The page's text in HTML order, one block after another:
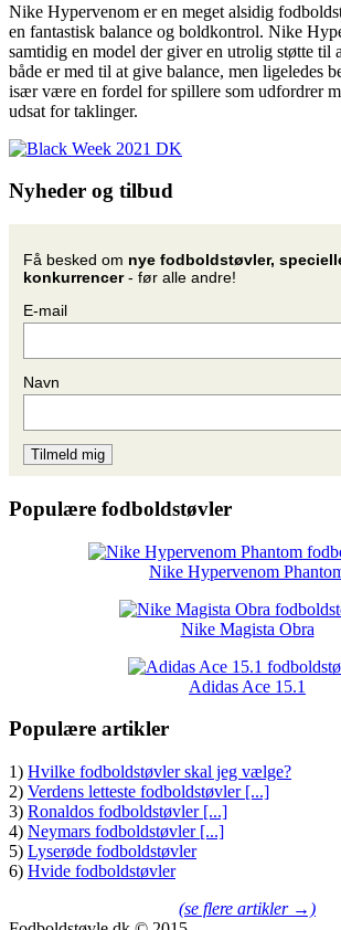
Nike Hypervenom er en meget alsidig
en fantastisk balance og boldkontrol. Nike
samtidig en model der giver en utrolig støtte til
både er med til at give balance, men ligeledes
især være en fordel for spillere som udfordrer
udsat for taklinger.
Nyheder og tilbud
Få besked om nye fodboldstøvler,
konkurrencer- før alle andre!
E-mail
Navn
Populære fodboldstøvler
Nike Hypervenom
Nike Magista Obra
Adidas Ace 15.1
Populære artikler
1) Hvilke fodboldstøvler skal jeg vælge?
2) Verdens letteste fodboldstøvler [...]
3) Ronaldos fodboldstøvler [...]
4) Neymars fodboldstøvler [...]
5) Lyserøde fodboldstøvler
6) Hvide fodboldstøvler
(se flere artikler →)